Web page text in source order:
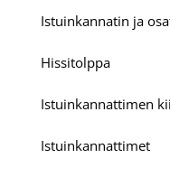
Istuinkannatin ja
Hissitolppa
Istuinkannattimen
Istuinkannattimet